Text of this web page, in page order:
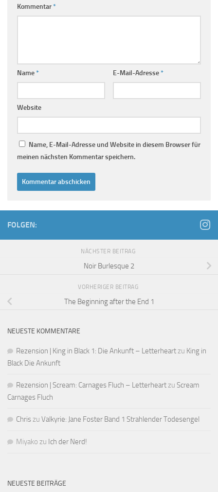
Kommentar*
Name* E-Mail-Adresse*
Website
Name, E-Mail-Adresse und Website in diesem Browser für
meinen nächsten Kommentar speichern.
FOLGEN:
NÄCHSTER BEITRAG
Noir Burlesque 2
VORHERIGER BEITRAG
The Beginning after the End 1
NEUESTE KOMMENTARE
Rezension | King in Black 1: Die Ankunft – Letterheartzu King in
Black Die Ankunft
Rezension | Scream: Carnages Fluch – Letterheartzu Scream
Carnages Fluch
Chriszu Valkyrie: Jane Foster Band 1 Strahlender Todesengel
Miyako zu Ich der Nerd!
NEUESTE BEITRÄGE